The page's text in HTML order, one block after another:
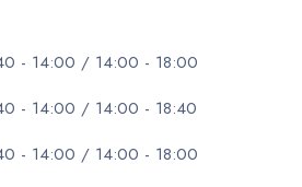
- 14:00 / 14:00 - 18:00
- 14:00 / 14:00 - 18:40
- 14:00 / 14:00 - 18:00